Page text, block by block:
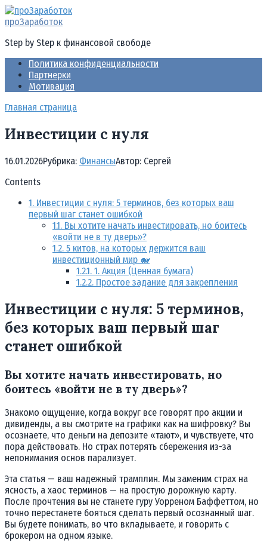
Перейти
к
проЗаработок
Step by Step к финансовой свободе
Политика конфиденциальности
Партнерки
Мотивация
Главная страница
Инвестиции с нуля
16.01.2026Рубрика: ФинансыАвтор: Cергей
Contents
1. Инвестиции с нуля: 5 терминов, без которых ваш
первый шаг станет ошибкой
1.1. Вы хотите начать инвестировать, но боитесь
«войти не в ту дверь»?
1.2. 5 китов, на которых держится ваш
инвестиционный мир 🐋
1.2.1. 1. Акция (Ценная бумага)
1.2.2. Простое задание для закрепления
Инвестиции с нуля: 5 терминов,
без которых ваш первый шаг
станет ошибкой
Вы хотите начать инвестировать, но
боитесь «войти не в ту дверь»?
Знакомо ощущение, когда вокруг все говорят про акции и
дивиденды, а вы смотрите на графики как на шифровку? Вы
осознаете, что деньги на депозите «тают», и чувствуете, что
пора действовать. Но страх потерять сбережения из-за
непонимания основ парализует.
Эта статья — ваш надежный трамплин. Мы заменим страх на
ясность, а хаос терминов — на простую дорожную карту.
После прочтения вы не станете гуру Уорреном Баффеттом, но
точно перестанете бояться сделать первый осознанный шаг.
Вы будете понимать, во что вкладываете, и говорить с
брокером на одном языке.